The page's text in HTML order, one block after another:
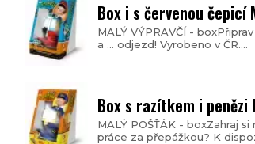
Box i s červenou čepicí
MALÝ VÝPRAVČÍ -
a ... odjezd! Vyrobeno v ČR....
Box s razítkem i penězi
MALÝ POŠŤÁK - boxZahraj
práce za přepážkou? K